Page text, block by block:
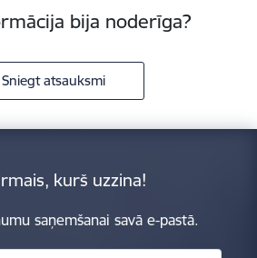
bija noderīga?
Sniegt atsauksmi
kurš uzzina!
saņemšanai savā e-pastā.